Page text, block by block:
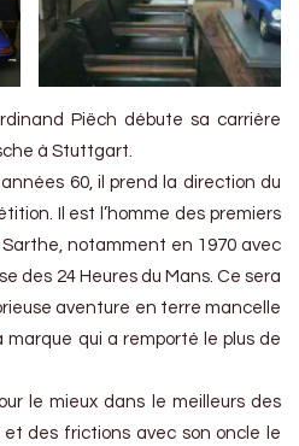
Piëch débute sa carrière
à Stuttgart.
60, il prend la direction du
Il est l’homme des premiers
notamment en 1970 avec
des 24 Heures du Mans. Ce sera
aventure en terre mancelle
marque qui a remporté le plus de
le mieux dans le meilleurs des
des frictions avec son oncle le